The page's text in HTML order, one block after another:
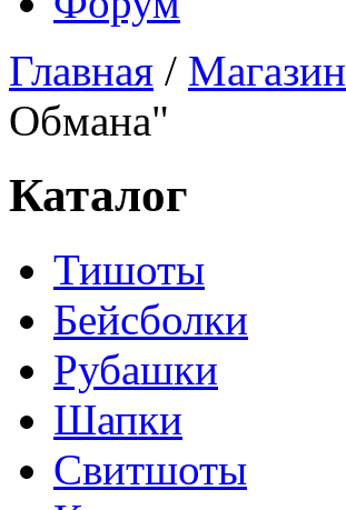
Главная / Магазин
Обмана"
Каталог
Тишоты
Бейсболки
Рубашки
Шапки
Свитшоты